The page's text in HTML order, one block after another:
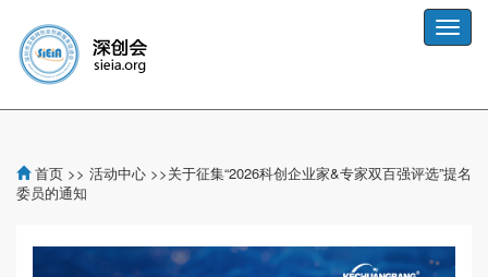
Toggle
首页 >> 活动中心 >>​关于征集“2026科创企业家&专家双百强评选”提名
委员的通知